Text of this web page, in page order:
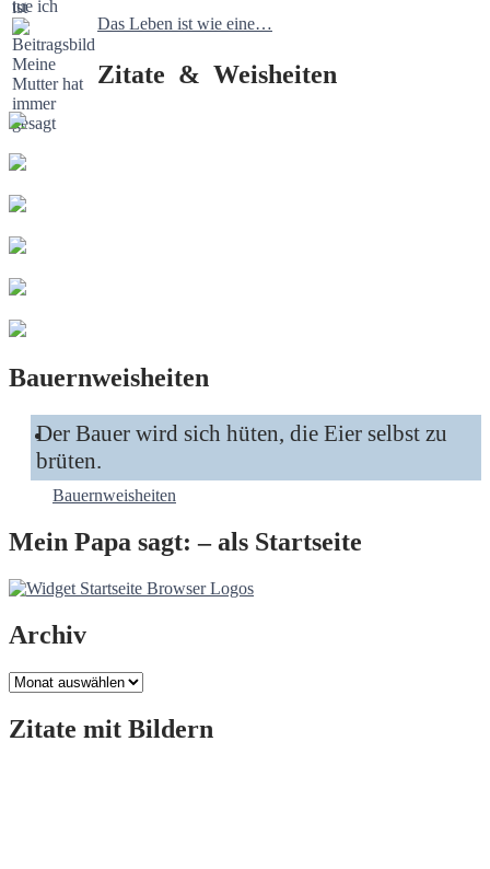
Das Leben ist wie eine…
Zitate & Weisheiten
Bauernweisheiten
Der Bauer wird sich hüten, die Eier selbst zu
brüten.
Bauernweisheiten
Mein Papa sagt: – als Startseite
Archiv
Archiv
Zitate mit Bildern